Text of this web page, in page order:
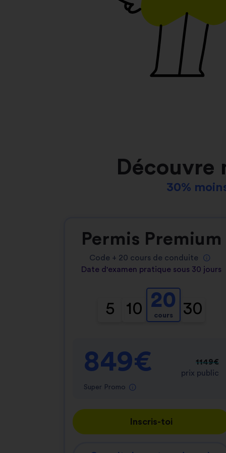
Découvre
30%
Permis Premium
Code + 20 cours de conduite
Date d'examen pratique sous 30 jours
5 10 20
cours 30
849€
Super Promo
1149€
prix public
Inscris-toi